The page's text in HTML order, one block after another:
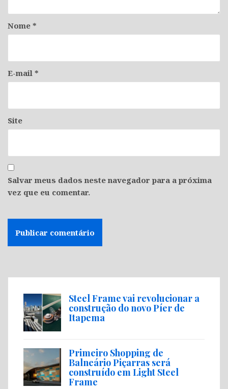
Nome *
E-mail *
Site
Salvar meus dados neste navegador para a próxima
vez que eu comentar.
Steel Frame vai revolucionar a
construção do novo Píer de
Itapema
Primeiro Shopping de
Balneário Piçarras será
construído em Light Steel
Frame